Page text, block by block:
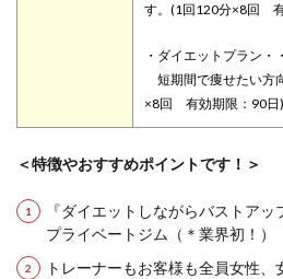
す。(1回120分×8回
・ダイエットプラン
短期間で痩せたい方
×8回 有効期限：90日)
＜特徴やおすすめポイントです！＞
『ダイエットしながらバストア
プライベートジム（＊業界初！）
トレーナーもお客様も全員女性